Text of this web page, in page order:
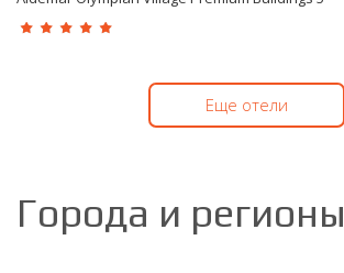
Еще отели
Города и регионы